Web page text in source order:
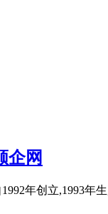
企网
年创立,1993